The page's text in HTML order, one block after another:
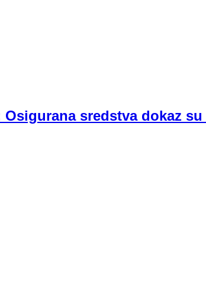
sredstva dokaz su